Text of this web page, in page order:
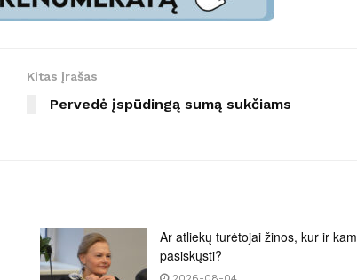
Kitas įrašas
Pervedė įspūdingą sumą sukčiams
Ar atliekų turėtojai žinos, kur ir kam
pasiskųsti?